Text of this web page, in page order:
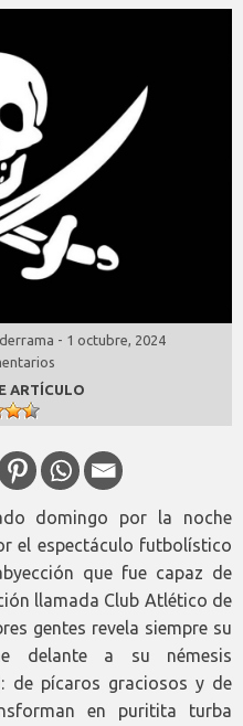
- 1 octubre, 2024
ARTÍCULO
domingo por la noche
el espectáculo futbolístico
que fue capaz de
llamada Club Atlético de
gentes revela siempre su
delante a su némesis
de pícaros graciosos y de
en puritita turba